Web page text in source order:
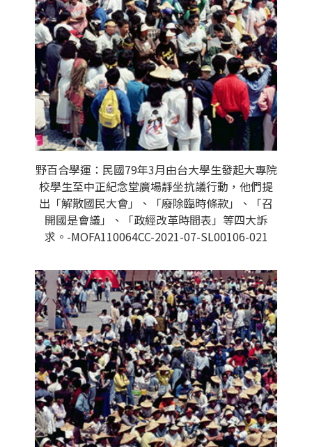
野百合學運：民國79年3月由台大學生發起大專院
校學生至中正紀念堂廣場靜坐抗議行動，他們提
出「解散國民大會」、「廢除臨時條款」、「召
開國是會議」、「政經改革時間表」等四大訴
求。-MOFA110064CC-2021-07-SL00106-021